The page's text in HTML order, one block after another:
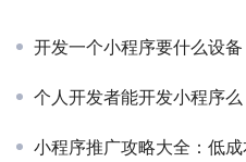
开发一个小程序要什么设备
个人开发者能开发小程序么
小程序推广攻略大全：低